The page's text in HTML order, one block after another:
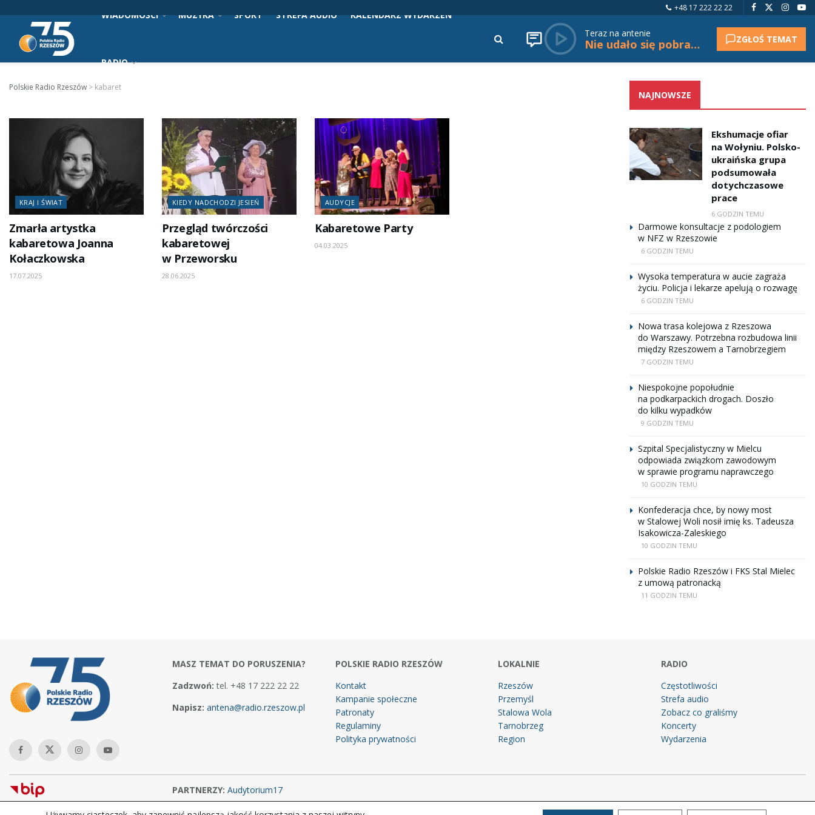
+48 17 222 22 22
WIADOMOŚCI MUZYKA SPORT STREFA AUDIO KALENDARZ WYDARZEŃ
RADIO
Teraz na antenie
Nie udało się pobrać tytułu. ZGŁOŚ TEMAT
Polskie Radio Rzeszów > kabaret
KRAJ I ŚWIAT
Zmarła artystka
kabaretowa Joanna
Kołaczkowska
17.07.2025
KIEDY NADCHODZI JESIEŃ
Przegląd twórczości
kabaretowej
w Przeworsku
28.06.2025
AUDYCJE
Kabaretowe Party
04.03.2025
NAJNOWSZE
Ekshumacje ofiar
na Wołyniu. Polsko-
ukraińska grupa
podsumowała
dotychczasowe
prace
6 GODZIN TEMU
Darmowe konsultacje z podologiem
w NFZ w Rzeszowie
6 GODZIN TEMU
Wysoka temperatura w aucie zagraża
życiu. Policja i lekarze apelują o rozwagę
6 GODZIN TEMU
Nowa trasa kolejowa z Rzeszowa
do Warszawy. Potrzebna rozbudowa linii
między Rzeszowem a Tarnobrzegiem
7 GODZIN TEMU
Niespokojne popołudnie
na podkarpackich drogach. Doszło
do kilku wypadków
9 GODZIN TEMU
Szpital Specjalistyczny w Mielcu
odpowiada związkom zawodowym
w sprawie programu naprawczego
10 GODZIN TEMU
Konfederacja chce, by nowy most
w Stalowej Woli nosił imię ks. Tadeusza
Isakowicza-Zaleskiego
10 GODZIN TEMU
Polskie Radio Rzeszów i FKS Stal Mielec
z umową patronacką
11 GODZIN TEMU
MASZ TEMAT DO PORUSZENIA?
Zadzwoń: tel. +48 17 222 22 22
Napisz: antena@radio.rzeszow.pl
POLSKIE RADIO RZESZÓW
Kontakt
Kampanie społeczne
Patronaty
Regulaminy
Polityka prywatności
LOKALNIE
Rzeszów
Przemyśl
Stalowa Wola
Tarnobrzeg
Region
RADIO
Częstotliwości
Strefa audio
Zobacz co graliśmy
Koncerty
Wydarzenia
PARTNERZY: Audytorium17